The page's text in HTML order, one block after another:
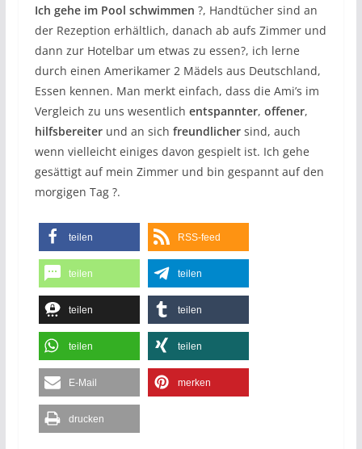
Ich gehe im Pool schwimmen ?, Handtücher sind an
der Rezeption erhältlich, danach ab aufs Zimmer und
dann zur Hotelbar um etwas zu essen?, ich lerne
durch einen Amerikamer 2 Mädels aus Deutschland,
Essen kennen. Man merkt einfach, dass die Ami’s im
Vergleich zu uns wesentlich entspannter, offener,
hilfsbereiterund an sich freundlichersind, auch
wenn vielleicht einiges davon gespielt ist. Ich gehe
gesättigt auf mein Zimmer und bin gespannt auf den
morgigen Tag ?.
teilen RSS-feed
teilen teilen
teilen teilen
teilen teilen
E-Mail merken
drucken